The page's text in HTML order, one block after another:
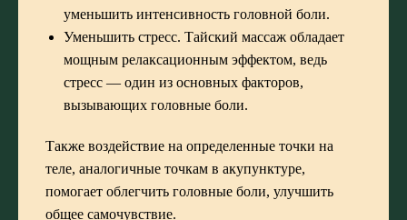
уменьшить интенсивность головной боли.
Уменьшить стресс. Тайский массаж обладает
мощным релаксационным эффектом, ведь
стресс — один из основных факторов,
вызывающих головные боли.
Также воздействие на определенные точки на
теле, аналогичные точкам в акупунктуре,
помогает облегчить головные боли, улучшить
общее самочувствие.